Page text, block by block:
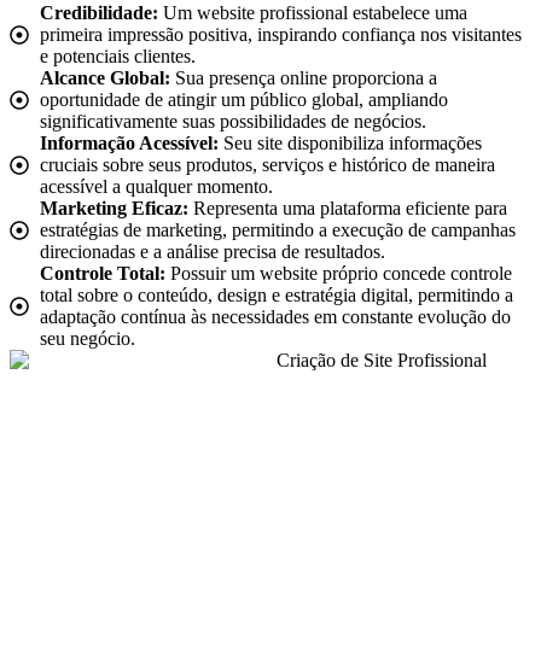
Credibilidade: Um website profissional estabelece uma
primeira impressão positiva, inspirando confiança nos visitantes
e potenciais clientes.
Alcance Global: Sua presença online proporciona a
oportunidade de atingir um público global, ampliando
significativamente suas possibilidades de negócios.
Informação Acessível: Seu site disponibiliza informações
cruciais sobre seus produtos, serviços e histórico de maneira
acessível a qualquer momento.
Marketing Eficaz: Representa uma plataforma eficiente para
estratégias de marketing, permitindo a execução de campanhas
direcionadas e a análise precisa de resultados.
Controle Total: Possuir um website próprio concede controle
total sobre o conteúdo, design e estratégia digital, permitindo a
adaptação contínua às necessidades em constante evolução do
seu negócio.